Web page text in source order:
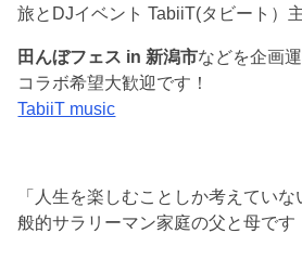
旅とDJイベント TabiiT(タビート）
田んぼフェス in 新潟市などを企画
コラボ希望大歓迎です！
TabiiT music
「人生を楽しむことしか考えてい
般的サラリーマン家庭の父と母です